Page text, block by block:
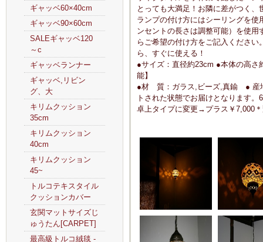
ギャッベ60×40cm
ギャッベ90×60cm
SALEギャッベ120
～c
ギャッベランナー
ギャッベ,リビン
グ、大
キリムクッション
35cm
キリムクッション
40cm
キリムクッション
45~
トルコテキスタイル
クッションカバー
玄関マットサイズじ
ゅうたん[CARPET]
最高級トルコ絨毯 -
とっても大満足！お隣に差がつく
ランプの付け方にはシーリングを
ンセントの長さは調整可能）を使
らご希望の付け方をご記入くださ
ら、すぐに使える！
●サイズ：直径約23cm ●本体の高さ
能】
●材 質：ガラス,ビーズ,真鍮 ● 産
トされた状態でお届けとなります
卓上タイプに変更→プラス￥7,000